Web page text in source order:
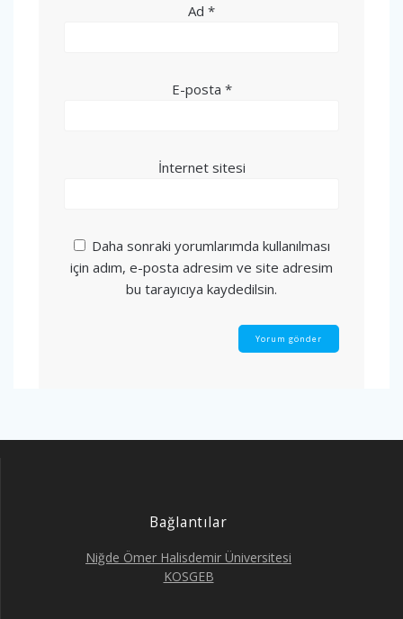
Ad *
E-posta *
İnternet sitesi
Daha sonraki yorumlarımda kullanılması
için adım, e-posta adresim ve site adresim
bu tarayıcıya kaydedilsin.
Bağlantılar
Niğde Ömer Halisdemir Üniversitesi
KOSGEB